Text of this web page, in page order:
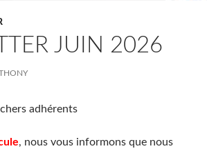
JUIN 2026
adhérents
, nous vous informons que nous